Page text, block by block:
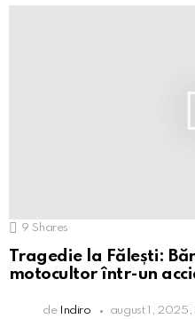
9 Shares
Tragedie la Fălești:
motocultor într-un
de Indiro august 1,